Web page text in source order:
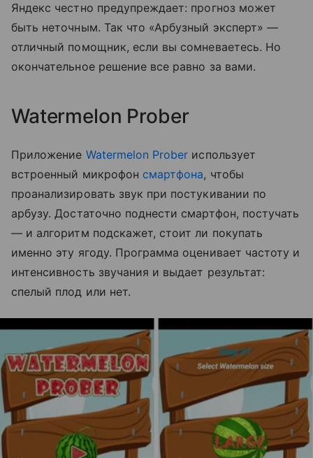
Яндекс честно предупреждает: прогноз может
быть неточным. Так что «Арбузный эксперт» —
отличный помощник, если вы сомневаетесь. Но
окончательное решение все равно за вами.
Watermelon Prober
Приложение Watermelon Prober использует
встроенный микрофон смартфона, чтобы
проанализировать звук при постукивании по
арбузу. Достаточно поднести смартфон, постучать
— и алгоритм подскажет, стоит ли покупать
именно эту ягоду. Программа оценивает частоту и
интенсивность звучания и выдает результат:
спелый плод или нет.